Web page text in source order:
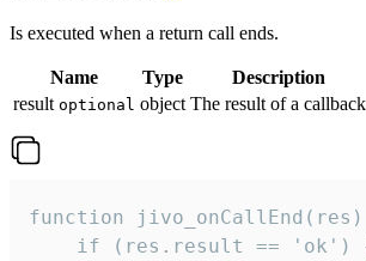
Is executed when a return call ends.
Name Type
Description
result optional object The result of a callback
function
if (res.result == 'ok')